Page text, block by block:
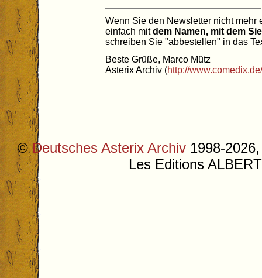
Wenn Sie den Newsletter nicht mehr
einfach mitdem Namen, mit dem
schreiben Sie "abbestellen" in das
Beste Grüße, Marco Mütz
Asterix Archiv (http://www.comedix.de/
©Deutsches Asterix Archiv 1998-
Les Editions